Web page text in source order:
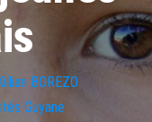
BOREZO
Guyane